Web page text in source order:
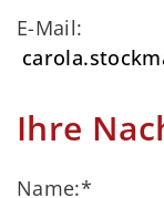
E-Mail:
Ihre
Name:*